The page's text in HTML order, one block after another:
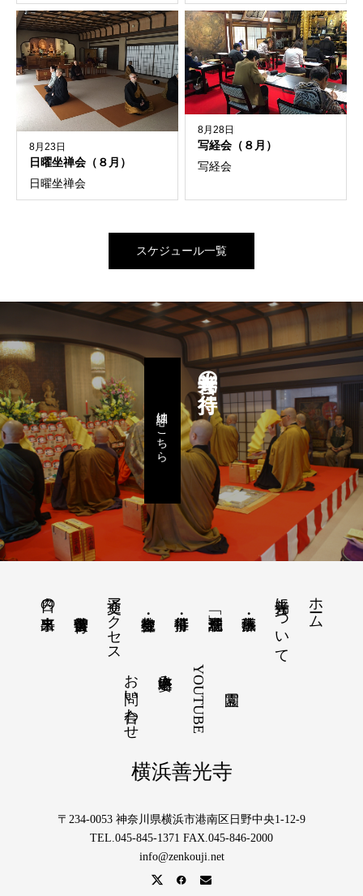
8月23日
日曜坐禅会（８月）
日曜坐禅会
8月28日
写経会（８月）
写経会
スケジュール一覧
善光寺の行持
詳細はこちら
ホーム
善光寺について
交通アクセス
日々の出来事
YOUTUBE
塔婆申込み
お問い合わせ
横浜善光寺
〒234-0053 神奈川県横浜市港南区日野中央1-12-9
TEL.045-845-1371 FAX.045-846-2000
info@zenkouji.net